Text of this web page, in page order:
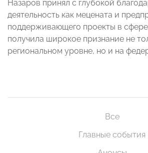
Назаров принял с глубокой
деятельность как мецената и
поддерживающего проекты в сфере
получила широкое признание не
региональном уровне, но и на
Все
Главные события